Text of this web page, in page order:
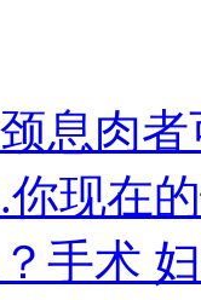
息肉者
现在
手术